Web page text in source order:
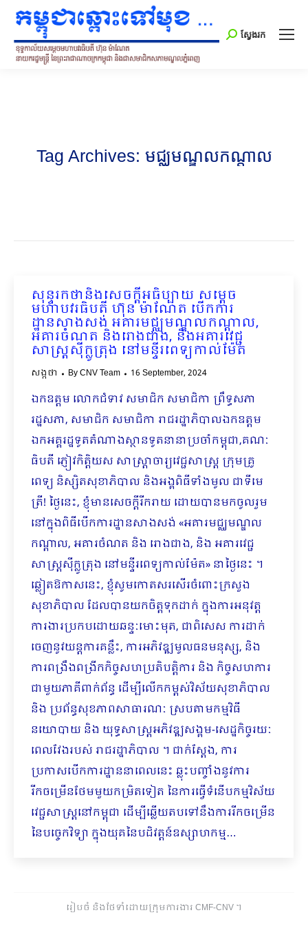
Search:
ស្វែងរក
Tag Archives: មជ្ឈមណ្ឌលកណ្តាល
សុន្ទរកថានិងសេចក្ដីអធិប្បាយ សម្ដេច
មហាបវរធិបតី ហ៊ុន ម៉ាណែត បើកការ
ដ្ឋានសាងសង់ អគារមជ្ឈមណ្ឌលកណ្តាល,
អគារចំណត និងរោងជាង, និងអគារវេជ្ជ
សាស្ត្រស៊ីក្លូត្រុង នៅមន្ទីរពេទ្យកាល់ម៉ែត
សង្កថា ByCNV Team 16 September, 2024
ឯកឧត្តម លោកជំទាវ សមាជិក សមាជិកា ព្រឹទ្ធសភា
រដ្ឋសភា, សមាជិក សមាជិកា រាជរដ្ឋាភិបាលឯកឧត្តម
ឯកអគ្គរដ្ឋទូតតំណាងស្ថានទូតនានាប្រចាំកម្ពុជា,គណៈ
ធិបតី ភ្ញៀវកិត្តិយស សាស្រ្តាចារ្យវេជ្ជសាស្រ្ត ក្រុមគ្រូ
ពេទ្យ និស្សិតសុខាភិបាល និងអង្គពិធីទាំងមូល ជាទីមេ
ត្រី! ថ្ងៃនេះ, ខ្ញុំមានសេចក្ដីរីករាយ ដោយបានមកចូលរួម
នៅក្នុងពិធីបើកការដ្ឋានសាងសង់ «អគារមជ្ឈ​មណ្ឌល
កណ្តាល, អគារចំណត និង រោងជាង, និង អគារវេជ្ជ
សាស្ត្រស៊ីក្លូត្រុង នៅមន្ទីរពេទ្យកាល់ម៉ែត» នាថ្ងៃនេះ ។
ឆ្លៀតឱកាសនេះ, ខ្ញុំសូមកោតសរសើរចំពោះក្រសួង
សុខាភិបាល ដែលបានយកចិត្តទុក​ដាក់ ក្នុងការអនុវត្ត
ការងារប្រកបដោយឆន្ទៈមោះមុត, ជាពិសេស ការដាក់
ចេញនូវយន្តការគន្លឹះ, ការអភិវឌ្ឍមូលធនមនុស្ស, និង
ការពង្រឹងពង្រីកកិច្ចសហប្រតិបត្តិការ និង កិច្ចសហការ
ជាមួយភាគីពាក់ព័ន្ធ ដើម្បីលើកកម្ពស់វិស័យសុខាភិបាល
និង ប្រព័ន្ធសុខភាពសាធារណៈ ស្របតាមកម្មវិធី
នយោបាយ និង យុទ្ធសាស្ត្រអភិវឌ្ឍសង្គម-សេដ្ឋកិច្ចរយៈ
ពេលវែងរបស់ រាជរដ្ឋាភិបាល ។ ជាក់ស្តែង, ការ
ប្រកាសបើកការដ្ឋាននាពេលនេះ ឆ្លុះបញ្ចាំងនូវការ
រីកចម្រើនថែមមួយកម្រិតទៀត នៃការធ្វើទំនើបកម្មវិស័យ
វេជ្ជសាស្រ្តនៅកម្ពុជា ដើម្បីឆ្លើយតបទៅនឹងការរីកចម្រើន
នៃបច្ចេកវិទ្យា ក្នុងយុគនៃបដិវត្តន៍ឧស្សាហកម្ម…
រៀបចំ និងថែទាំដោយក្រុមការងារ CMF-CNV ​។